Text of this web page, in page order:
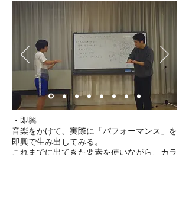
・即興
音楽をかけて、実際に「パフォーマンス」を
即興で生み出してみる。
これまでに出てきた要素を使いながら、カラ